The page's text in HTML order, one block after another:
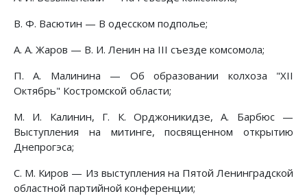
B. Ф. Васютин — В одесском подполье;
А. А. Жаров — В. И. Ленин на III съезде комсомола;
П. А. Малинина — Об образовании колхоза "XII
Октябрь" Костромской области;
М. И. Калинин, Г. К. Орджоникидзе, А. Барбюс —
Выступления на митинге, посвященном открытию
Днепрогэса;
С. М. Киров — Из выступления на Пятой Ленинградской
областной партийной конференции;